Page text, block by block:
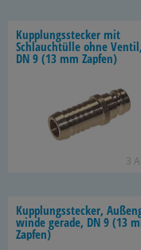
Kupp­lungs­ste­cker mit
Schlauch­tül­le ohne Ven­til,
DN 9 (13 mm Zap­fen)
3
Kupp­lungs­ste­cker,
win­de ge­ra­de, DN 9 (13
Zap­fen)